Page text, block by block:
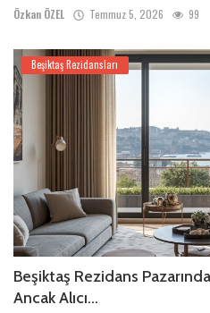
Özkan ÖZEL Temmuz 5, 2026 99
Beşiktaş Rezidansları
Beşiktaş Rezidans
Ancak Alıcı...